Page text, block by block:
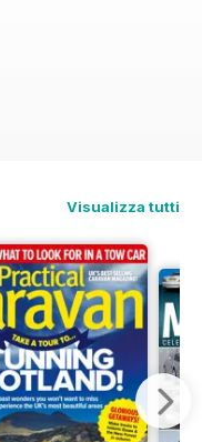
Visualizza tutti